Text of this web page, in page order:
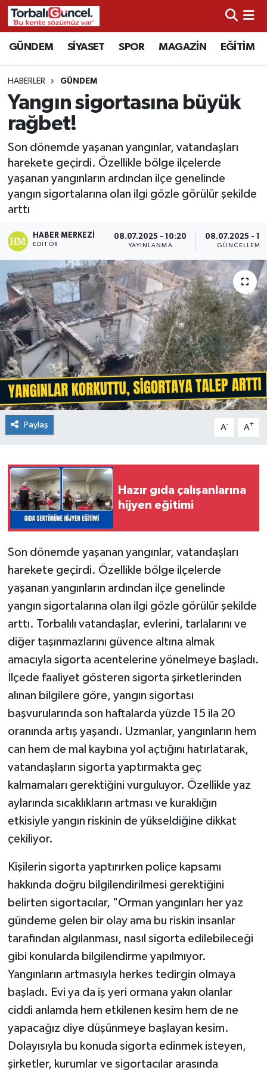
GÜNDEM SİYASET SPOR MAGAZİN EĞİTİM
HABERLER GÜNDEM
Yangın sigortasına büyük
rağbet!
Son dönemde yaşanan yangınlar, vatandaşları
harekete geçirdi. Özellikle bölge ilçelerde
yaşanan yangınların ardından ilçe genelinde
yangın sigortalarına olan ilgi gözle görülür şekilde
arttı
HABER MERKEZI
EDITÖR
08.07.2025 - 10:20
YAYINLANMA
08.07.2025 -
GÜNCELLEME
Paylaş A- A+
Hazır gıda çalışanlarına
hijyen eğitimi
Son dönemde yaşanan yangınlar, vatandaşları
harekete geçirdi. Özellikle bölge ilçelerde
yaşanan yangınların ardından ilçe genelinde
yangın sigortalarına olan ilgi gözle görülür şekilde
arttı. Torbalılı vatandaşlar, evlerini, tarlalarını ve
diğer taşınmazlarını güvence altına almak
amacıyla sigorta acentelerine yönelmeye başladı.
İlçede faaliyet gösteren sigorta şirketlerinden
alınan bilgilere göre, yangın sigortası
başvurularında son haftalarda yüzde 15 ila 20
oranında artış yaşandı. Uzmanlar, yangınların hem
can hem de mal kaybına yol açtığını hatırlatarak,
vatandaşların sigorta yaptırmakta geç
kalmamaları gerektiğini vurguluyor. Özellikle yaz
aylarında sıcaklıkların artması ve kuraklığın
etkisiyle yangın riskinin de yükseldiğine dikkat
çekiliyor.
Kişilerin sigorta yaptırırken poliçe kapsamı
hakkında doğru bilgilendirilmesi gerektiğini
belirten sigortacılar, "Orman yangınları her yaz
gündeme gelen bir olay ama bu riskin insanlar
tarafından algılanması, nasıl sigorta edilebileceği
gibi konularda bilgilendirme yapılmıyor.
Yangınların artmasıyla herkes tedirgin olmaya
başladı. Evi ya da iş yeri ormana yakın olanlar
ciddi anlamda hem etkilenen kesim hem de ne
yapacağız diye düşünmeye başlayan kesim.
Dolayısıyla bu konuda sigorta edinmek isteyen,
şirketler, kurumlar ve sigortacılar arasında
İzmir Nöbetçi Eczaneler
İzmir Hava Durumu
İzmir Namaz Vakitleri
İzmir Trafik Yoğunluk Haritası
Süper Lig Puan Durumu ve Fikstür
Tüm Manşetler
Haber Arşivi